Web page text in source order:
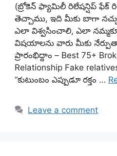
(బ్రోకెన్ ఫ్యామిలీ రిలేషన్షిప్ ఫేక్
తెచ్చాము, ఇది మీకు బాగా
ఎలా విశ్వసించాలి, ఎలా
విషయాలను వారు మీకు
ప్రారంభిద్దాం – Best 75+
Relationship Fake
“కుటుంబం ఎప్పుడూ రక్తం …
Leave a comment